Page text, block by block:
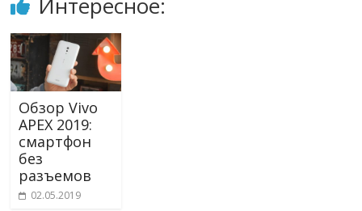
Интересное:
Обзор Vivo
APEX 2019:
смартфон
без
разъемов
02.05.2019